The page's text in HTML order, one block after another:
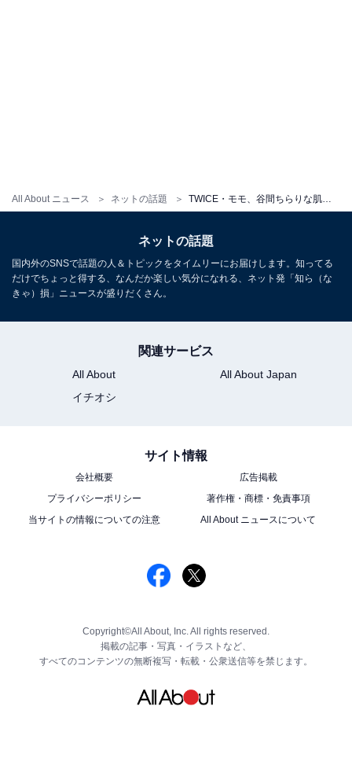
All About ニュース ネットの話題
ネットの話題
国内外のSNSで話題の人＆トピックをタイムリーにお届けします。知ってる
だけでちょっと得する、なんだか楽しい気分になれる、ネット発「知ら（な
きゃ）損」ニュースが盛りだくさん。
関連サービス
All About
All About Japan
イチオシ
サイト情報
会社概要
広告掲載
プライバシーポリシー
著作権・商標・免責事項
当サイトの情報についての注意
All About ニュースについて
Copyright©All About, Inc. All rights reserved.
掲載の記事・写真・イラストなど、
すべてのコンテンツの無断複写・転載・公衆送信等を禁じます。